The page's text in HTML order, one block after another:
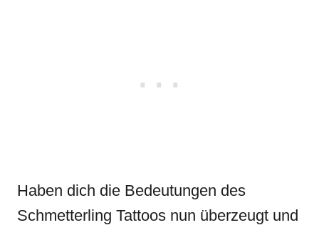
Haben dich die Bedeutungen des
Schmetterling Tattoos nun überzeugt und